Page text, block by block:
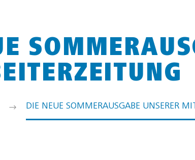
DIE NEUE SOMMERAUSGABE UNSERER